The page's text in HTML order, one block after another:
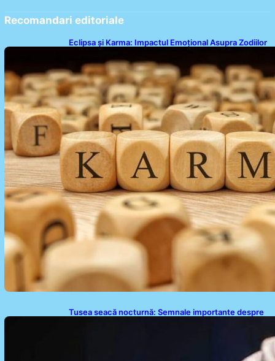
Recomandari editoriale
Eclipsa și Karma: Impactul Emoțional Asupra Zodiilor
Tusea seacă nocturnă: Semnale importante despre